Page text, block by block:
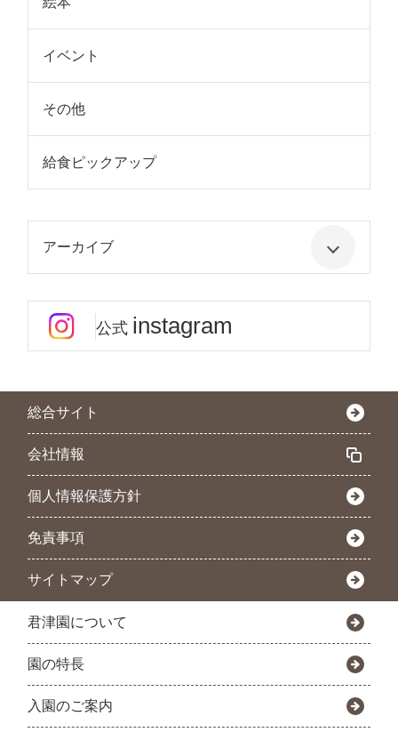
イベント
その他
給食ピックアップ
アーカイブ
公式 instagram
総合サイト
会社情報
個人情報保護方針
免責事項
サイトマップ
君津園について
園の特長
入園のご案内